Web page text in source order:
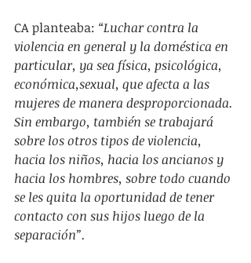
CA planteaba: “Luchar contra la
violencia en general y la doméstica en
particular, ya sea física, psicológica,
económica,sexual, que afecta a las
mujeres de manera desproporcionada.
Sin embargo, también se trabajará
sobre los otros tipos de violencia,
hacia los niños, hacia los ancianos y
hacia los hombres, sobre todo cuando
se les quita la oportunidad de tener
contacto con sus hijos luego de la
separación”.